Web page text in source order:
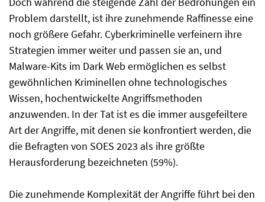
Problem darstellt, ist ihre zunehmende Raffinesse eine
noch größere Gefahr. Cyberkriminelle verfeinern ihre
Strategien immer weiter und passen sie an, und
Malware-Kits im Dark Web ermöglichen es selbst
gewöhnlichen Kriminellen ohne technologisches
Wissen, hochentwickelte Angriffsmethoden
anzuwenden. In der Tat ist es die immer ausgefeiltere
Art der Angriffe, mit denen sie konfrontiert werden, die
die Befragten von SOES 2023 als ihre größte
Herausforderung bezeichneten (59%).
Die zunehmende Komplexität der Angriffe führt bei den